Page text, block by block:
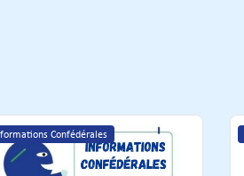
Confédérales